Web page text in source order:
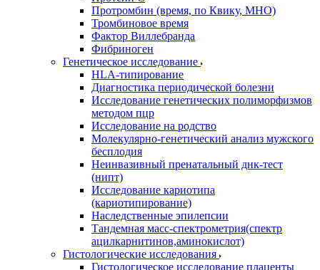
Протромбин (время, по Квику, МНО)
Тромбиновое время
Фактор Виллебранда
Фибриноген
Генетическое исследование
HLA-типирование
Диагностика периодической болезни
Исследование генетических полиморфизмов
методом пцр
Исследование на родство
Молекулярно-генетический анализ мужского
бесплодия
Неинвазивный пренатальный днк-тест
(нипт)
Исследование кариотипа
(кариотипирование)
Наследственные эпилепсии
Тандемная масс-спектрометрия(спектр
ацилкарнитинов,аминокислот)
Гистологические исследования
Гистологическое исследование плаценты